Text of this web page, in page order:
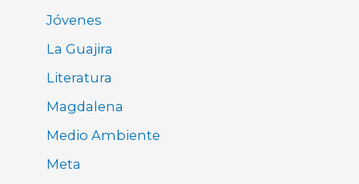
Jóvenes
La Guajira
Literatura
Magdalena
Medio Ambiente
Meta